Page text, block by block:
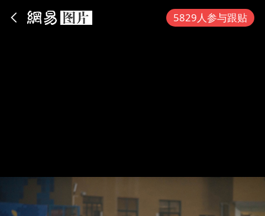
5829人参与跟贴